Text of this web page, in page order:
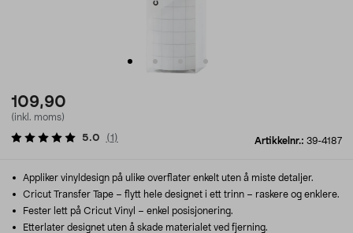
109,90
(inkl. moms)
Artikkelnr.: 39-4187
5.0 (1 )
Appliker vinyldesign på ulike overflater enkelt uten å miste detaljer.
Cricut Transfer Tape – flytt hele designet i ett trinn – raskere og enklere.
Fester lett på Cricut Vinyl – enkel posisjonering.
Etterlater designet uten å skade materialet ved fjerning.